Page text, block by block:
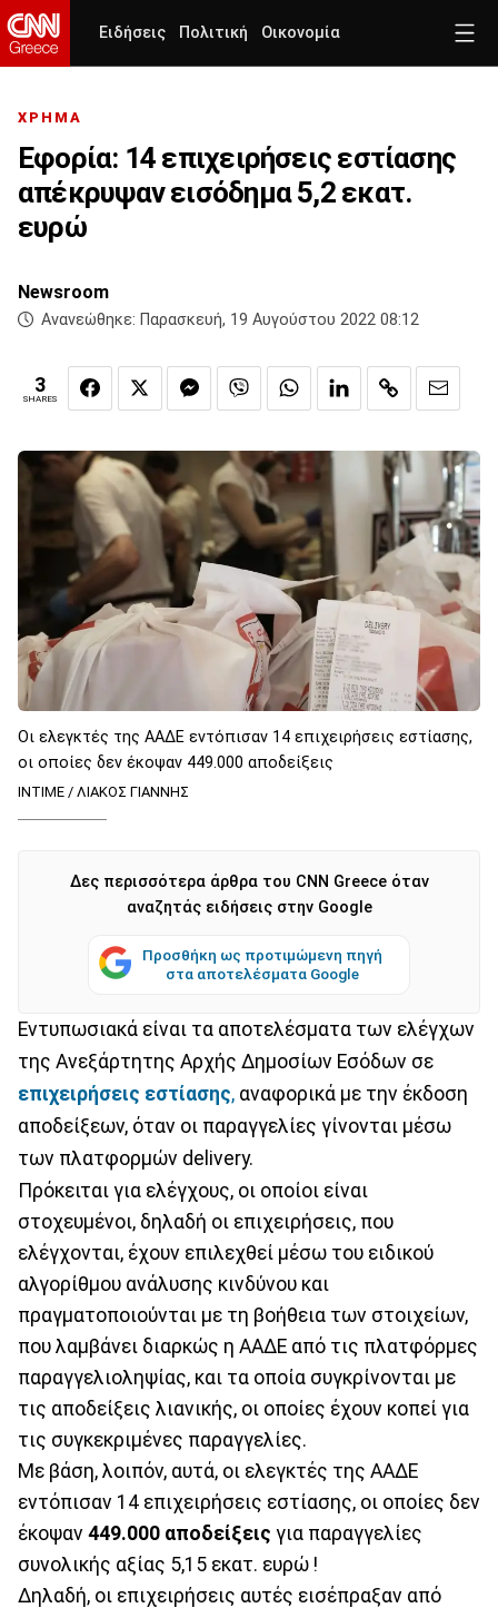
Ειδήσεις Πολιτική Οικονομία
ΧΡΗΜΑ
Εφορία: 14 επιχειρήσεις εστίασης
απέκρυψαν εισόδημα 5,2 εκατ.
ευρώ
Newsroom
Ανανεώθηκε: Παρασκευή, 19 Αυγούστου 2022 08:12
3
SHARES
Οι ελεγκτές της ΑΑΔΕ εντόπισαν 14 επιχειρήσεις εστίασης,
οι οποίες δεν έκοψαν 449.000 αποδείξεις
INTIME / ΛΙΑΚΟΣ ΓΙΑΝΝΗΣ
Δες περισσότερα άρθρα του CNN Greece όταν
αναζητάς ειδήσεις στην Google
Προσθήκη ως προτιμώμενη πηγή
στα αποτελέσματα Google
Εντυπωσιακά είναι τα αποτελέσματα των ελέγχων
της Ανεξάρτητης Αρχής Δημοσίων Εσόδων σε
επιχειρήσεις εστίασης, αναφορικά με την έκδοση
αποδείξεων, όταν οι παραγγελίες γίνονται μέσω
των πλατφορμών delivery.
Πρόκειται για ελέγχους, οι οποίοι είναι
στοχευμένοι, δηλαδή οι επιχειρήσεις, που
ελέγχονται, έχουν επιλεχθεί μέσω του ειδικού
αλγορίθμου ανάλυσης κινδύνου και
πραγματοποιούνται με τη βοήθεια των στοιχείων,
που λαμβάνει διαρκώς η ΑΑΔΕ από τις πλατφόρμες
παραγγελιοληψίας, και τα οποία συγκρίνονται με
τις αποδείξεις λιανικής, οι οποίες έχουν κοπεί για
τις συγκεκριμένες παραγγελίες.
Με βάση, λοιπόν, αυτά, οι ελεγκτές της ΑΑΔΕ
εντόπισαν 14 επιχειρήσεις εστίασης, οι οποίες δεν
έκοψαν 449.000 αποδείξεις για παραγγελίες
συνολικής αξίας 5,15 εκατ. ευρώ !
Δηλαδή, οι επιχειρήσεις αυτές εισέπραξαν από